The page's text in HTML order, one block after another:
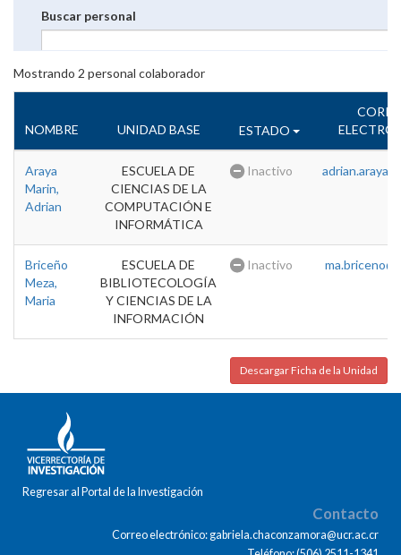
Buscar personal
Mostrando 2 personal colaborador
NOMBRE UNIDAD BASE ESTADO
Araya
Marin,
Adrian
ESCUELA DE
CIENCIAS DE LA
COMPUTACIÓN E
INFORMÁTICA
Inactivo
Briceño
Meza,
Maria
ESCUELA DE
BIBLIOTECOLOGÍA
Y CIENCIAS DE LA
INFORMACIÓN
Inactivo
Descargar Ficha de la Unidad
Regresar al Portal de la Investigación
Contacto
Correo electrónico: gabriela.chaconzamora@ucr.ac.cr